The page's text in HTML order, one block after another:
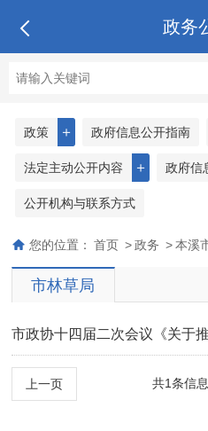
政务
＋
政策 政府信息公开指南
＋
法定主动公开内容 政府信
公开机构与联系方式
您的位置： 首页 > 政务 > 本溪
市林草局
市政协十四届二次会议《关于
高质量发展的提案》（第2174
上一页 共1条信